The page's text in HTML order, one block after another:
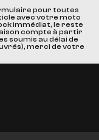
pour toutes
avec votre moto
immédiat, le reste
compte à partir
soumis au délai de
merci de votre